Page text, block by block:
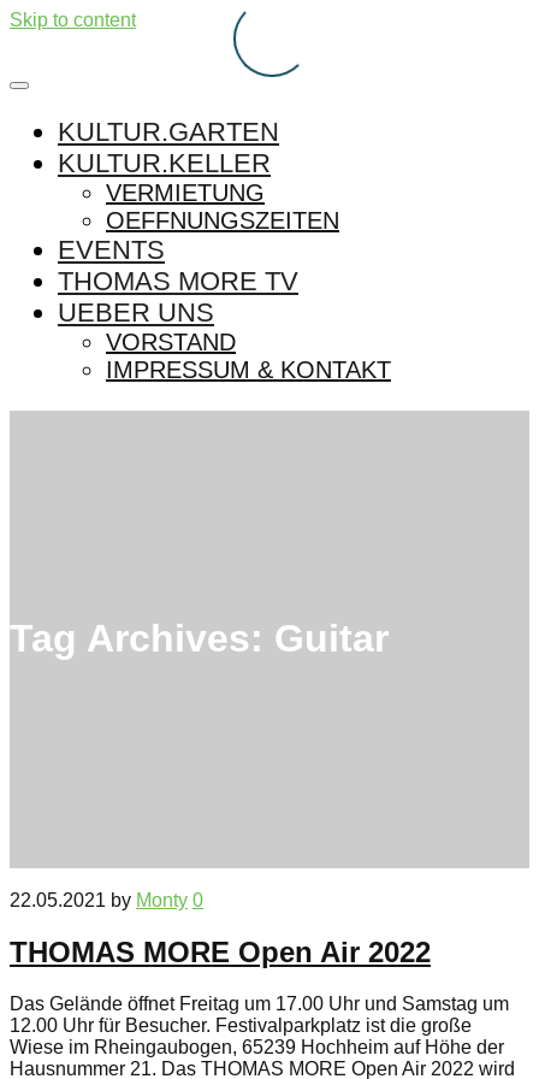
Skip to content
KULTUR.GARTEN
KULTUR.KELLER
VERMIETUNG
OEFFNUNGSZEITEN
EVENTS
THOMAS MORE TV
UEBER UNS
VORSTAND
IMPRESSUM & KONTAKT
Tag Archives: Guitar
22.05.2021 by Monty 0
THOMAS MORE Open Air 2022
Das Gelände öffnet Freitag um 17.00 Uhr und Samstag um
12.00 Uhr für Besucher. Festivalparkplatz ist die große
Wiese im Rheingaubogen, 65239 Hochheim auf Höhe der
Hausnummer 21. Das THOMAS MORE Open Air 2022 wird